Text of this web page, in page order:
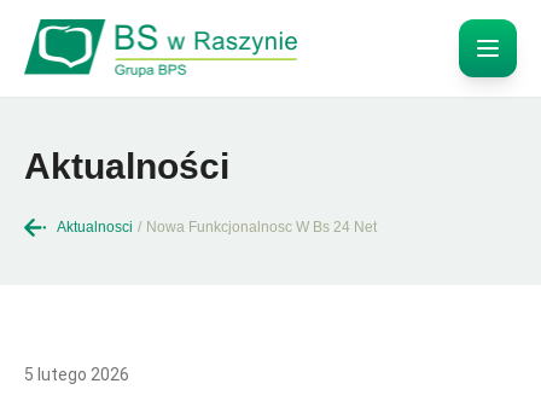
Aktualności
Aktualnosci / Nowa Funkcjonalnosc W Bs 24 Net
5 lutego 2026